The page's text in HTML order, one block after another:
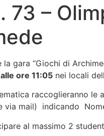
73 –
la gara “Giochi di
ore 11:05 nei locali
raccoglieranno le
via mail) indicando
al massimo 2